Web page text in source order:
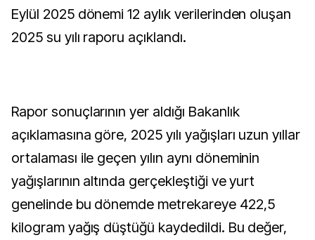
Eylül 2025 dönemi 12 aylık verilerinden oluşan
2025 su yılı raporu açıklandı.
Rapor sonuçlarının yer aldığı Bakanlık
açıklamasına göre, 2025 yılı yağışları uzun yıllar
ortalaması ile geçen yılın aynı döneminin
yağışlarının altında gerçekleştiği ve yurt
genelinde bu dönemde metrekareye 422,5
kilogram yağış düştüğü kaydedildi. Bu değer,